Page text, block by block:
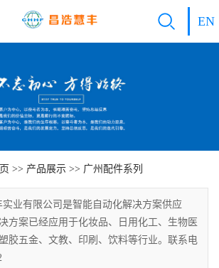
EN
>> 产品展示 >> 广州配件系列
业有限公司是智能自动化解决方案供应
方案已经应用于化妆品、日用化工、生物医
胶五金、文教、印刷、饮料等行业。联系电